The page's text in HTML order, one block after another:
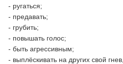
- ругаться;
- предавать;
- грубить;
- повышать голос;
- быть агрессивным;
- выплёскивать на других свой